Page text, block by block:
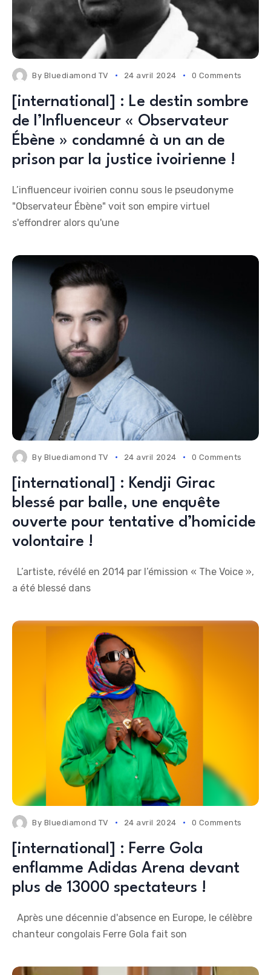
By Bluediamond TV 24 avril 2024 0 Comments
[international] : Le destin sombre
de l’Influenceur « Observateur
Ébène » condamné à un an de
prison par la justice ivoirienne !
L’influenceur ivoirien connu sous le pseudonyme
"Observateur Ébène" voit son empire virtuel
s'effondrer alors qu'une
By Bluediamond TV 24 avril 2024 0 Comments
[international] : Kendji Girac
blessé par balle, une enquête
ouverte pour tentative d’homicide
volontaire !
L’artiste, révélé en 2014 par l’émission « The Voice »,
a été blessé dans
By Bluediamond TV 24 avril 2024 0 Comments
[international] : Ferre Gola
enflamme Adidas Arena devant
plus de 13000 spectateurs !
Après une décennie d'absence en Europe, le célèbre
chanteur congolais Ferre Gola fait son